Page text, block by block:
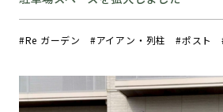
Re ガーデン アイアン・列柱 ポスト